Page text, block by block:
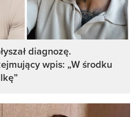
diagnozę.
wpis: „W środku